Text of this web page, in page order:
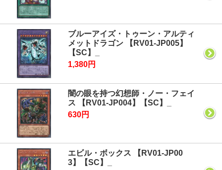
ブルーアイズ・トゥーン・アルティ
メットドラゴン 【RV01-JP005】
【SC】_
1,380円
闇の眼を持つ幻想師・ノー・フェイ
ス 【RV01-JP004】【SC】_
630円
エビル・ボックス 【RV01-JP00
3】【SC】_